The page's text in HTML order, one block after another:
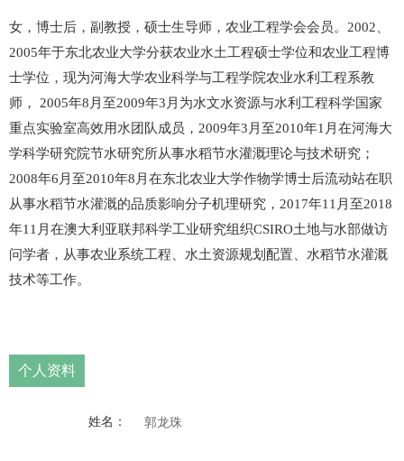
女，博士后，副教授，硕士生导师，农业工程学会会员。 2002
2005年于东北农业大学分获农业水土工程硕士学位和农业工程博
士学位，现为河海大学农业科学与工程学院农业水利工程系教
师， 2005年8 月至2009年3 月为水文水资源与水利工程科学国家
重点实验室高效用水团队成员， 2009年3 月至2010年1 月在河海大
学科学研究院节水研究所从事水稻节水灌溉理论与技术研究；
2008年6 月至2010年8 月在东北农业大学作物学博士后流动站在职
从事水稻节水灌溉的品质影响分子机理研究， 2017年11 月至2018
年11 月在澳大利亚联邦科学工业研究组织CSIRO土地与水部做访
问学者，从事农业系统工程、水土资源规划配置、 水稻节水灌溉
技术等工作。
个人资料
姓名： 郭龙珠